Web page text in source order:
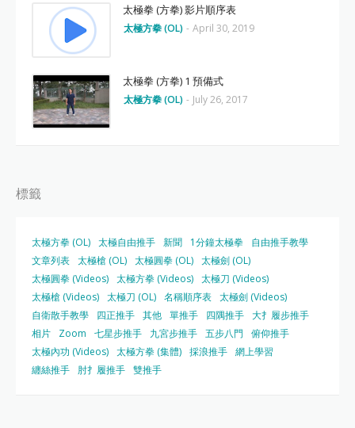
太極拳 (方拳) 影片順序表
太極方拳 (OL) - April 30, 2019
太極拳 (方拳) 1 預備式
太極方拳 (OL) - July 26, 2017
標籤
太極方拳 (OL) 太極自由推手 新聞 1分鐘太極拳
自由推手教學
文章列表 太極槍 (OL) 太極圓拳 (OL) 太極劍 (OL)
太極圓拳 (Videos) 太極方拳 (Videos) 太極刀 (Videos)
太極槍 (Videos) 太極刀 (OL) 名稱順序表 太極劍 (Videos)
自衛散手教學
四正推手 其他 單推手 四隅推手 大扌履步推手
相片
Zoom 七星步推手 九宮步推手 五步八門
俯仰推手
太極內功 (Videos) 太極方拳 (集體) 採浪推手 網上學習
纏絲推手
肘扌履推手 雙推手